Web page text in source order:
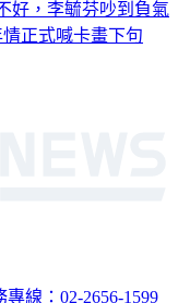
好，李毓芬吵到負氣
正式喊卡畫下句
專線：02-2656-1599